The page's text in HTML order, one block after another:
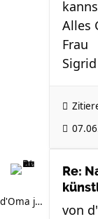
Alles
Frau
d'Oma joggt
Re:
von